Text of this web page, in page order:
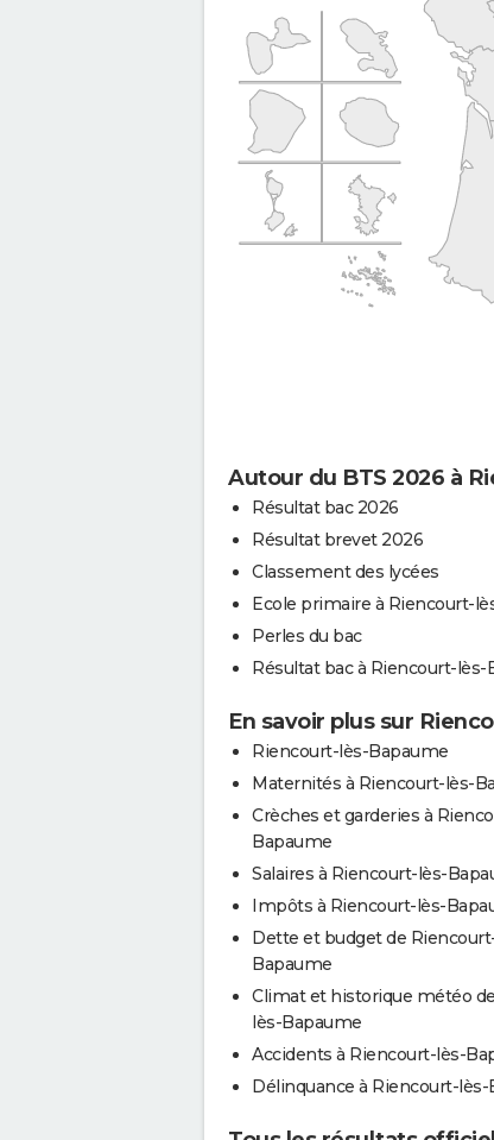
Autour du BTS 2026 à
Résultat bac 2026
Résultat brevet 2026
Classement des lycées
Ecole primaire à Riencourt-
Perles du bac
Résultat bac à Riencourt-lès-
En savoir plus sur
Riencourt-lès-Bapaume
Maternités à Riencourt-lès-
Crèches et garderies à
Bapaume
Salaires à Riencourt-lès-
Impôts à Riencourt-lès-
Dette et budget de
Bapaume
Climat et historique météo
lès-Bapaume
Accidents à Riencourt-lès-
Délinquance à Riencourt-